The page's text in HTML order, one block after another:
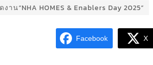
าน“NHA HOMES & Enablers Day 2025”
Facebook X